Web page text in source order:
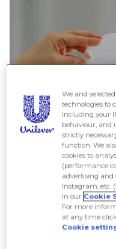
We and
technologies to
including your
behaviour, and
strictly
function. We
cookies to
(performance
advertising and
Instagram, etc.
in our Cookie
For more
at any time
Cookie